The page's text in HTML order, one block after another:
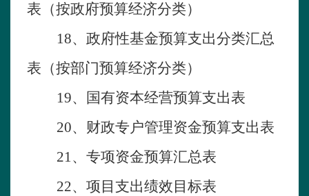
表（按政府预算经济分类）
18、政府性基金预算支出分类汇总
表（按部门预算经济分类）
19、国有资本经营预算支出表
20、财政专户管理资金预算支出表
21、专项资金预算汇总表
22、 项目支出绩效目标表